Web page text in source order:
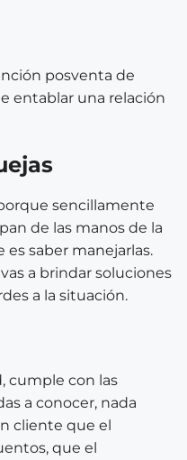
posventa de
entablar una relación
sencillamente
de las manos de la
saber manejarlas.
a brindar soluciones
a la situación.
cumple con las
a conocer, nada
cliente que el
que el